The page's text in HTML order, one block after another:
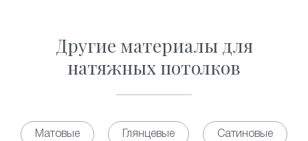
из дополняющих друг друга цветов. Орнамент
правильных геометрических фигур разных
размеров. Существующий на данный момент
из них, а также ответ на вопрос, сколько стоит
Другие материалы для
натяжных потолков
Матовые Глянцевые Сатиновые